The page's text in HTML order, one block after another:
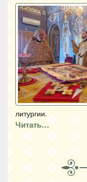
литургии.
Читать…